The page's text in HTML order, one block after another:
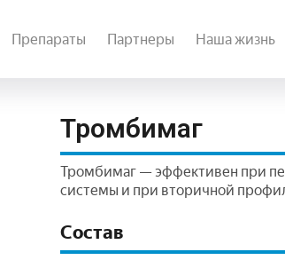
Препараты Партнеры Наша жизнь
Тромбимаг
Тромбимаг — эффективен при
системы и при вторичной
Состав